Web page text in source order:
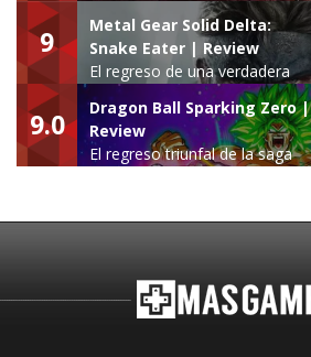
9
Metal Gear Solid Delta:
Snake Eater | Review
El regreso de una verdadera
leyenda
9.0
Dragon Ball Sparking Zero |
Review
El regreso triunfal de la saga